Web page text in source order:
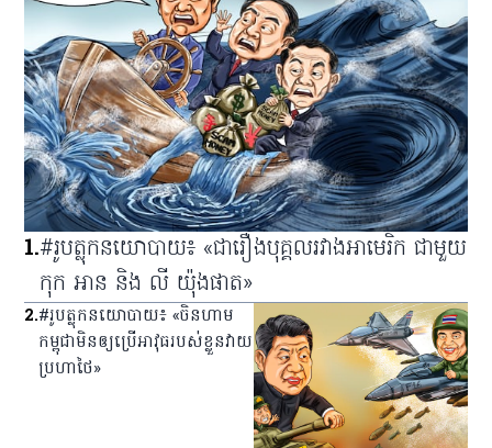
1.#រូបត្លុកនយោបាយ៖ «ជារឿងបុគ្គលរវាងអាមេរិក ជាមួយ
កុក អាន និង លី យ៉ុងផាត»
2.#រូបត្លុកនយោបាយ៖ «ចិនហាម
កម្ពុជាមិនឲ្យប្រើអាវុធរបស់ខ្លួនវាយ
ប្រហាថៃ»